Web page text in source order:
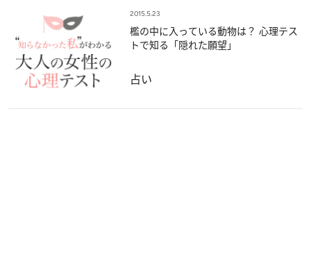
2015.5.23
檻の中に入っている動物は？ 心理テス
トで知る「隠れた願望」
占い